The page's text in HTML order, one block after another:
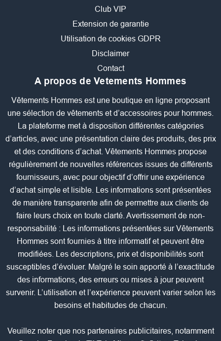
Club VIP
Extension de garantie
Utilisation de cookies GDPR
Disclaimer
Contact
A propos de Vetements Hommes
Vêtements Hommes est une boutique en ligne proposant
une sélection de vêtements et d’accessoires pour hommes.
La plateforme met à disposition différentes catégories
d’articles, avec une présentation claire des produits, des prix
et des conditions d’achat. Vêtements Hommes propose
régulièrement de nouvelles références issues de différents
fournisseurs, avec pour objectif d’offrir une expérience
d’achat simple et lisible. Les informations sont présentées
de manière transparente afin de permettre aux clients de
faire leurs choix en toute clarté. Avertissement de non-
responsabilité : Les informations présentées sur Vêtements
Hommes sont fournies à titre informatif et peuvent être
modifiées. Les descriptions, prix et disponibilités sont
susceptibles d’évoluer. Malgré le soin apporté à l’exactitude
des informations, des erreurs ou mises à jour peuvent
survenir. L’utilisation et l’expérience peuvent varier selon les
besoins et habitudes de chacun.
Veuillez noter que nos partenaires publicitaires, notamment